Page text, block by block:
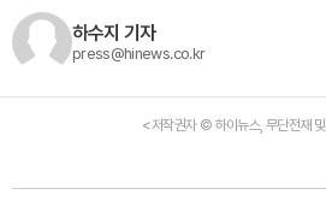
하수지 기자
press@hinews.co.kr
<저작권자 © 하이뉴스, 무단전재